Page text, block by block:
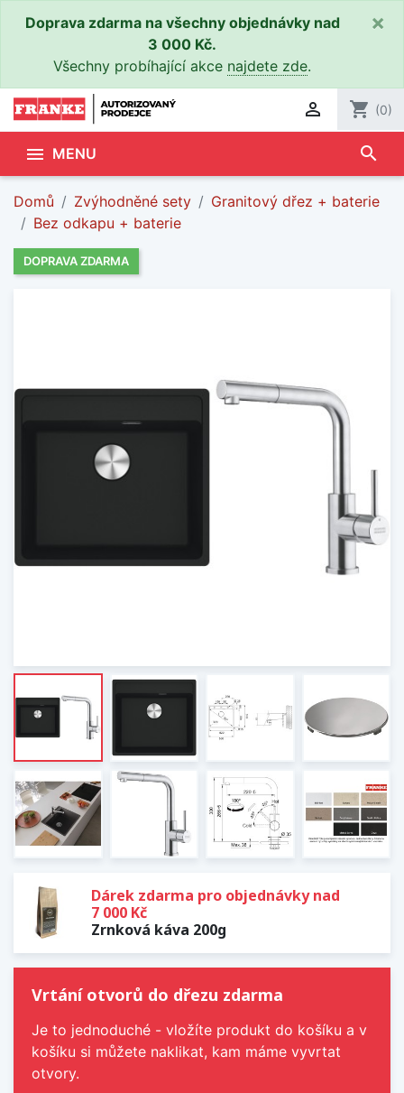
Doprava zdarma na všechny objednávky nad
3 000 Kč.
Všechny probíhající akce najdete zde.
×
 shopping_cart (0)
 MENU search
Domů Zvýhodněné sety
Granitový dřez + baterie
Bez odkapu + baterie
DOPRAVA ZDARMA
Dárek zdarma pro objednávky nad
7 000 Kč
Zrnková káva 200g
Vrtání otvorů do dřezu zdarma
Je to jednoduché - vložíte produkt do košíku a v
košíku si můžete naklikat, kam máme vyvrtat
otvory.